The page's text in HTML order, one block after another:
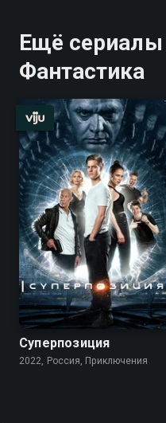
Ещё
Фантастика
Суперпозиция
2022, Россия, Приключения